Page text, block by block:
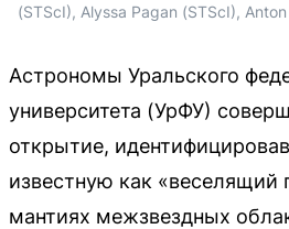
(STScI), Alyssa Pagan (STScI),
Астрономы Уральского
университета (УрФУ)
открытие,
известную как «веселящий
мантиях межзвездных